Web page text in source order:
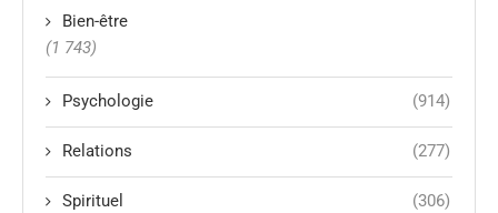
Bien-être
(1 743)
Psychologie (914)
Relations (277)
Spirituel (306)